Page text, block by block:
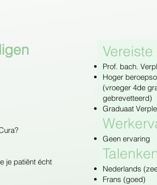
je patiënt écht
Prof. bach.
Hoger
(vroeger 4de
gebrevetteerd)
Graduaat
Geen ervaring
Nederlands
Frans (goed)